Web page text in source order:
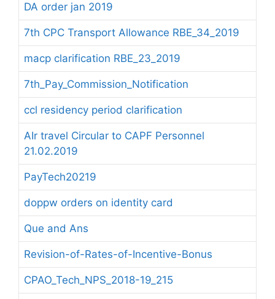
DA order jan 2019
7th CPC Transport Allowance RBE_34_2019
macp clarification RBE_23_2019
7th_Pay_Commission_Notification
ccl residency period clarification
AIr travel Circular to CAPF Personnel
21.02.2019
PayTech20219
doppw orders on identity card
Que and Ans
Revision-of-Rates-of-Incentive-Bonus
CPAO_Tech_NPS_2018-19_215